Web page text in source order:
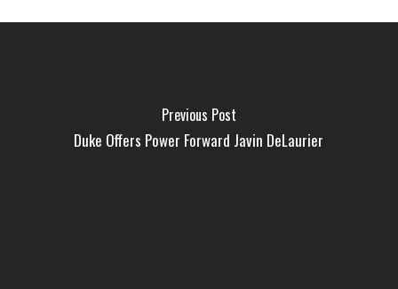
Previous Post
Duke Offers Power Forward Javin DeLaurier